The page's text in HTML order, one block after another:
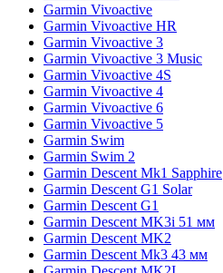
Garmin Vivoactive
Garmin Vivoactive HR
Garmin Vivoactive 3
Garmin Vivoactive 3 Music
Garmin Vivoactive 4S
Garmin Vivoactive 4
Garmin Vivoactive 6
Garmin Vivoactive 5
Garmin Swim
Garmin Swim 2
Garmin Descent Mk1 Sapphire
Garmin Descent G1 Solar
Garmin Descent G1
Garmin Descent MK3i 51 мм
Garmin Descent MK2
Garmin Descent Mk3 43 мм